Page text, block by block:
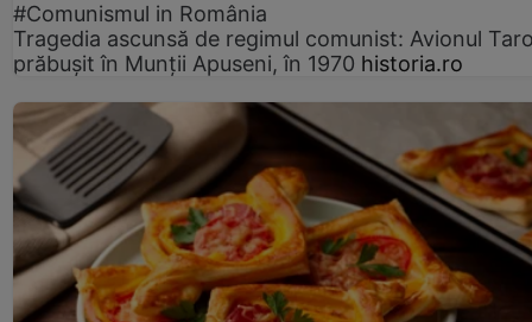
#Comunismul in România
Tragedia ascunsă de regimul comunist: Avionul
prăbușit în Munții Apuseni, în 1970 historia.ro